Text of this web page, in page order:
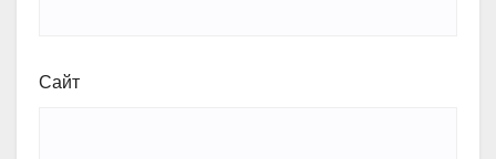
Сайт